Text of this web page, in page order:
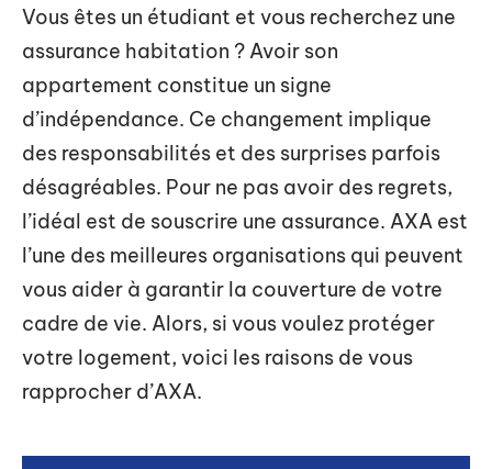
Vous êtes un étudiant et vous recherchez une
assurance habitation ? Avoir son
appartement constitue un signe
d’indépendance. Ce changement implique
des responsabilités et des surprises parfois
désagréables. Pour ne pas avoir des regrets,
l’idéal est de souscrire une assurance. AXA est
l’une des meilleures organisations qui peuvent
vous aider à garantir la couverture de votre
cadre de vie. Alors, si vous voulez protéger
votre logement, voici les raisons de vous
rapprocher d’AXA.